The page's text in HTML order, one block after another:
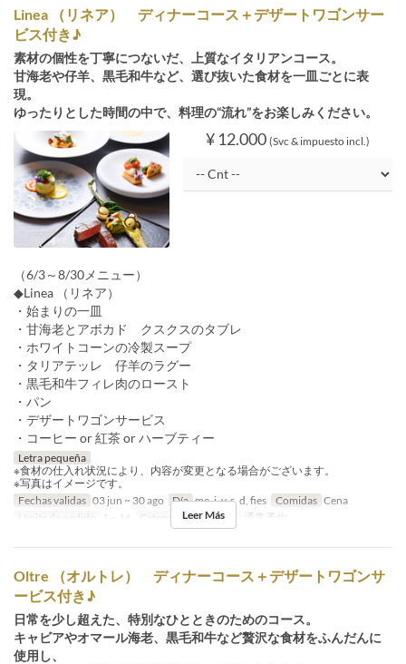
Linea （リネア） ディナーコース＋デザートワゴンサー
ビス付き♪
素材の個性を丁寧につないだ、上質なイタリアンコース。
甘海老や仔羊、黒毛和牛など、選び抜いた食材を一皿ごとに表
現。
ゆったりとした時間の中で、料理の“流れ”をお楽しみください。
¥ 12.000 (Svc & impuesto incl.)
（6/3～8/30メニュー）
◆Linea （リネア）
・始まりの一皿
・甘海老とアボカド クスクスのタブレ
・ホワイトコーンの冷製スープ
・タリアテッレ 仔羊のラグー
・黒毛和牛フィレ肉のロースト
・パン
・デザートワゴンサービス
・コーヒー or 紅茶 or ハーブティー
Letra pequeña
※食材の仕入れ状況により、内容が変更となる場合がございます。
※写真はイメージです。
Fechas validas 03 jun ~ 30 ago Día me, j, v, s, d, fies Comidas Cena
Límite de pedido
1 ~ 16 Categoría de Asiento 通常予約
Leer Más
Oltre （オルトレ） ディナーコース＋デザートワゴンサ
ービス付き♪
日常を少し超えた、特別なひとときのためのコース。
キャビアやオマール海老、黒毛和牛など贅沢な食材をふんだんに
使用し、